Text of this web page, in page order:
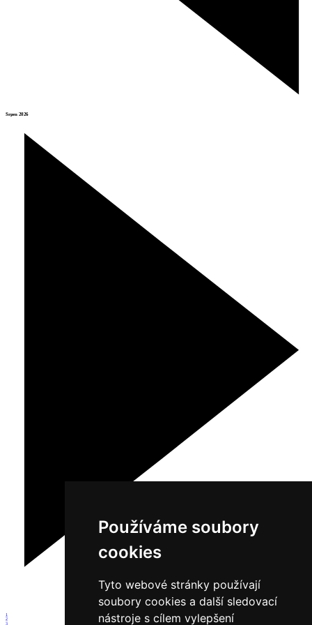
Používáme soubory
cookies
Tyto webové stránky používají
soubory cookies a další sledovací
nástroje s cílem vylepšení
Srpen 2026
1
2
3